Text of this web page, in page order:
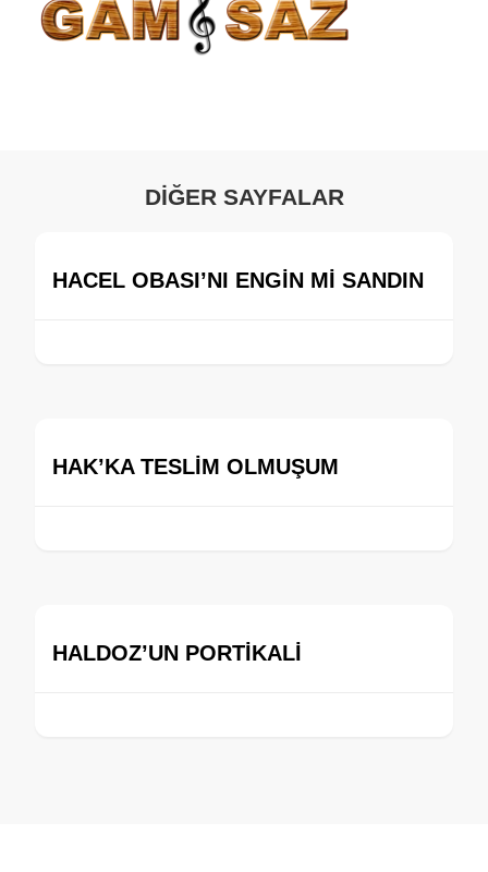
DİĞER SAYFALAR
HACEL OBASI’NI ENGİN Mİ SANDIN
HAK’KA TESLİM OLMUŞUM
HALDOZ’UN PORTİKALİ